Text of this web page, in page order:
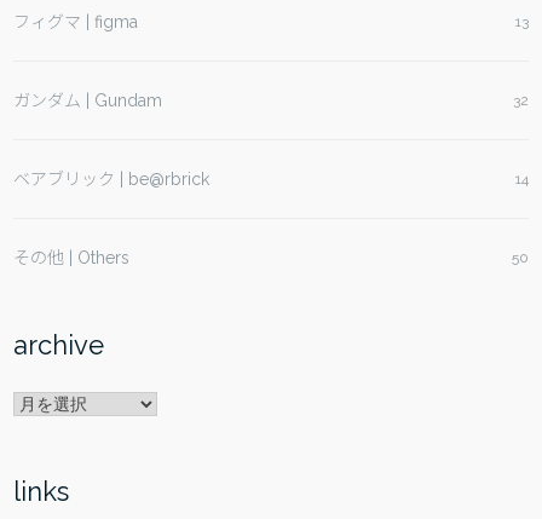
フィグマ | figma 13
ガンダム | Gundam 32
ベアブリック | be@rbrick 14
その他 | Others 50
archive
archive
links